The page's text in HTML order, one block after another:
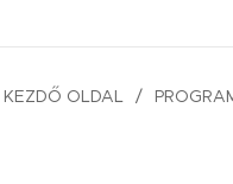
KEZDŐ OLDAL